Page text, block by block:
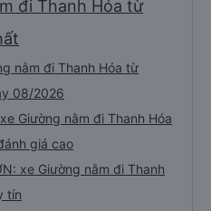
đi Thanh Hóa từ
nằm đi Thanh Hóa từ
08/2026
Giường nằm đi Thanh Hóa
giá cao
xe Giường nằm đi Thanh
tín